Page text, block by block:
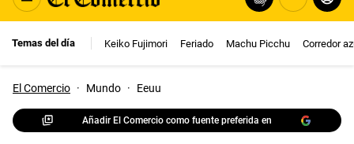
Temas del día Keiko Fujimori Feriado Machu Picchu Corredor
El Comercio · Mundo · Eeuu
Añadir El Comercio como fuente preferida en